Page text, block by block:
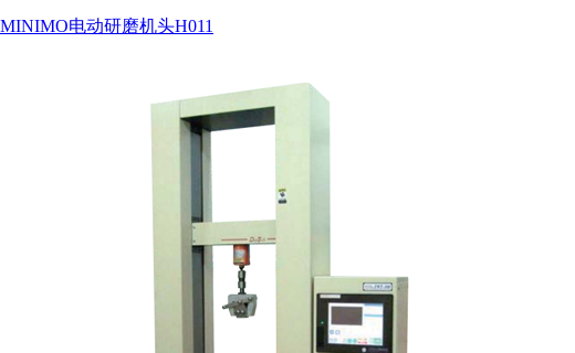
MINIMO电动研磨机头H011